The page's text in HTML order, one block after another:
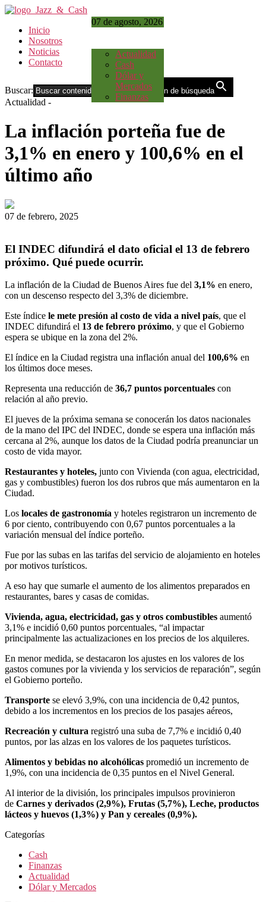
07 de agosto, 2026
Inicio
Nosotros
Noticias
Actualidad
Cash
Dólar y
Mercados
Finanzas
Contacto
Buscar: Botón de búsqueda
Actualidad -
La inflación porteña fue de
3,1% en enero y 100,6% en el
último año
07 de febrero, 2025
El INDEC difundirá el dato oficial el 13 de febrero
próximo. Qué puede ocurrir.
La inflación de la Ciudad de Buenos Aires fue del 3,1% en enero,
con un descenso respecto del 3,3% de diciembre.
Este índice le mete presión al costo de vida a nivel país, que el
INDEC difundirá el 13 de febrero próximo, y que el Gobierno
espera se ubique en la zona del 2%.
El índice en la Ciudad registra una inflación anual del 100,6% en
los últimos doce meses.
Representa una reducción de 36,7 puntos porcentuales con
relación al año previo.
El jueves de la próxima semana se conocerán los datos nacionales
de la mano del IPC del INDEC, donde se espera una inflación más
cercana al 2%, aunque los datos de la Ciudad podría preanunciar un
costo de vida mayor.
Restaurantes y hoteles, junto con Vivienda (con agua, electricidad,
gas y combustibles) fueron los dos rubros que más aumentaron en la
Ciudad.
Los locales de gastronomía y hoteles registraron un incremento de
6 por ciento, contribuyendo con 0,67 puntos porcentuales a la
variación mensual del índice porteño.
Fue por las subas en las tarifas del servicio de alojamiento en hoteles
por motivos turísticos.
A eso hay que sumarle el aumento de los alimentos preparados en
restaurantes, bares y casas de comidas.
Vivienda, agua, electricidad, gas y otros combustibles aumentó
3,1% e incidió 0,60 puntos porcentuales, “al impactar
principalmente las actualizaciones en los precios de los alquileres.
En menor medida, se destacaron los ajustes en los valores de los
gastos comunes por la vivienda y los servicios de reparación”, según
el Gobierno porteño.
Transporte se elevó 3,9%, con una incidencia de 0,42 puntos,
debido a los incrementos en los precios de los pasajes aéreos,
Recreación y cultura registró una suba de 7,7% e incidió 0,40
puntos, por las alzas en los valores de los paquetes turísticos.
Alimentos y bebidas no alcohólicas promedió un incremento de
1,9%, con una incidencia de 0,35 puntos en el Nivel General.
Al interior de la división, los principales impulsos provinieron
de Carnes y derivados (2,9%), Frutas (5,7%), Leche, productos
lácteos y huevos (1,3%) y Pan y cereales (0,9%).
Categorías
Cash
Finanzas
Actualidad
Dólar y Mercados